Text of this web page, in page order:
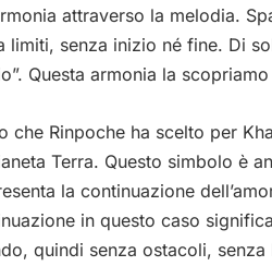
attraverso la melodia.
limiti, senza inizio né fine. Di
Questa armonia la
che Rinpoche ha scelto per
Terra. Questo simbolo è
la continuazione
in questo caso
quindi senza ostacoli,